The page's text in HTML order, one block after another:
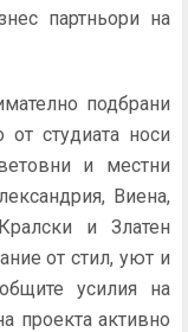
партньори на
подбрани
от студиата носи
и местни
Виена,
и Златен
от стил, уют и
усилия на
проекта активно